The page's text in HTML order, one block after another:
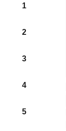
1
2
3
4
5